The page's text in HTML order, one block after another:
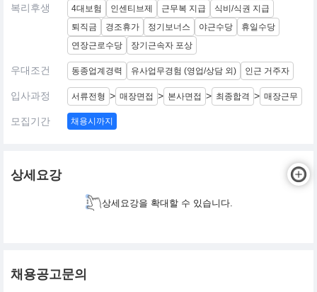
복리후생 4대보험 인센티브제 근무복 지급
식비/식권 지급
퇴직금
경조휴가 정기보너스 야근수당
휴일수당
연장근로수당
장기근속자 포상
우대조건 동종업계경력 유사업무경험 (영업/상담 외) 인근 거주자
입사과정 서류전형 > 매장면접 > 본사면접 > 최종합격 > 매장근무
모집기간 채용시까지
상세요강
상세요강을 확대할 수 있습니다.
채용공고문의